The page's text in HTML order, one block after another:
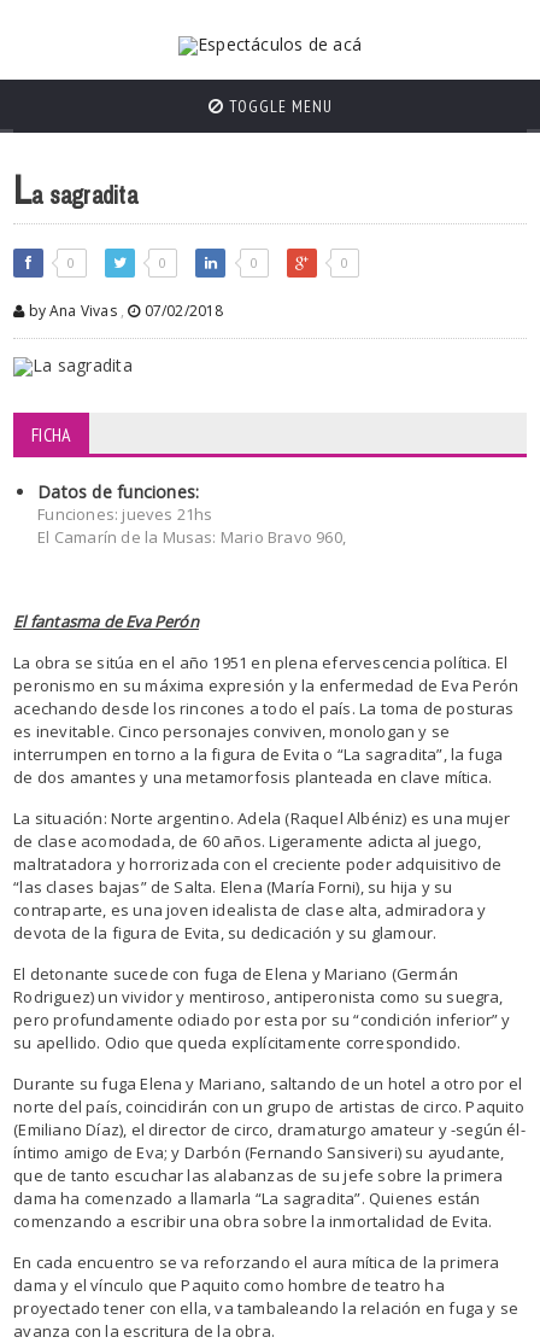
TOGGLE MENU
La sagradita
0 0 0 0
by Ana Vivas , 07/02/2018
FICHA
Datos de funciones:
Funciones: jueves 21hs
El Camarín de la Musas: Mario Bravo 960,
El fantasma de Eva Perón
La obra se sitúa en el año 1951 en plena efervescencia política. El
peronismo en su máxima expresión y la enfermedad de Eva Perón
acechando desde los rincones a todo el país. La toma de posturas
es inevitable. Cinco personajes conviven, monologan y se
interrumpen en torno a la figura de Evita o “La sagradita”, la fuga
de dos amantes y una metamorfosis planteada en clave mítica.
La situación: Norte argentino. Adela (Raquel Albéniz) es una mujer
de clase acomodada, de 60 años. Ligeramente adicta al juego,
maltratadora y horrorizada con el creciente poder adquisitivo de
“las clases bajas” de Salta. Elena (María Forni), su hija y su
contraparte, es una joven idealista de clase alta, admiradora y
devota de la figura de Evita, su dedicación y su glamour.
El detonante sucede con fuga de Elena y Mariano (Germán
Rodriguez) un vividor y mentiroso, antiperonista como su suegra,
pero profundamente odiado por esta por su “condición inferior” y
su apellido. Odio que queda explícitamente correspondido.
Durante su fuga Elena y Mariano, saltando de un hotel a otro por el
norte del país, coincidirán con un grupo de artistas de circo. Paquito
(Emiliano Díaz), el director de circo, dramaturgo amateur y -según él-
íntimo amigo de Eva; y Darbón (Fernando Sansiveri) su ayudante,
que de tanto escuchar las alabanzas de su jefe sobre la primera
dama ha comenzado a llamarla “La sagradita”. Quienes están
comenzando a escribir una obra sobre la inmortalidad de Evita.
En cada encuentro se va reforzando el aura mítica de la primera
dama y el vínculo que Paquito como hombre de teatro ha
proyectado tener con ella, va tambaleando la relación en fuga y se
avanza con la escritura de la obra.